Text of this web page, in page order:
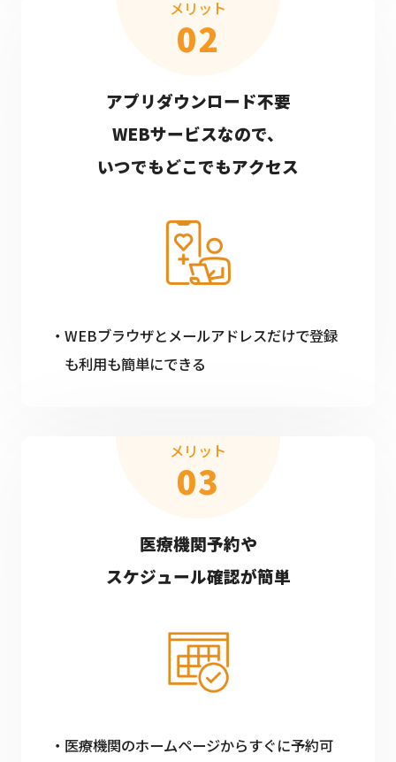
メリット
02
アプリダウンロード不要
WEBサービスなので、
いつでもどこでもアクセス
WEBブラウザとメールアドレスだけで登録
も利用も簡単にできる
メリット
03
医療機関予約や
スケジュール確認が簡単
医療機関のホームページからすぐに予約可